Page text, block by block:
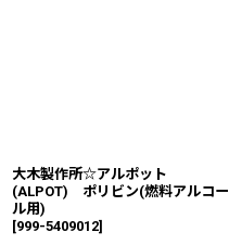
大木製作所☆アルポット
(ALPOT) ポリビン(燃料アルコー
ル用)
[999-5409012]